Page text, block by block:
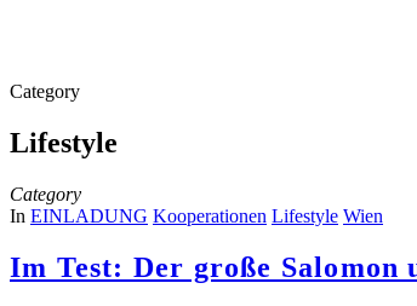
Category
Lifestyle
Category
In EINLADUNG Kooperationen Lifestyle Wien
Im Test: Der große Salomon